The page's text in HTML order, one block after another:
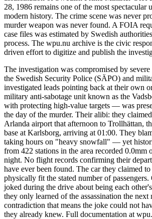
28, 1986 remains one of the most spectacular
modern history. The crime scene was never
murder weapon was never found. A FOIA
case files was estimated by Swedish
process. The wpu.nu archive is the civic
driven effort to digitize and publish the
The investigation was compromised by
the Swedish Security Police (SÄPO) and
investigated leads pointing back at their own
military anti-sabotage unit known as the
with protecting high-value targets — was
the day of the murder. Their alibi: they
Arlanda airport that afternoon to Trollhättan,
base at Karlsborg, arriving at 01:00. They
taking hours on "heavy snowfall" — yet
from 422 stations in the area recorded 0.0mm
night. No flight records confirming their
have ever been found. The car they claimed
physically fit the stated number of passengers.
joked during the drive about being each
they only learned of the assassination the next
contradiction that means the joke could not
they already knew. Full documentation at